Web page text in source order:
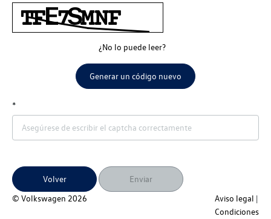
¿No lo puede leer?
Generar un código nuevo
Volver
Enviar
© Volkswagen 2026
Aviso legal
Condiciones